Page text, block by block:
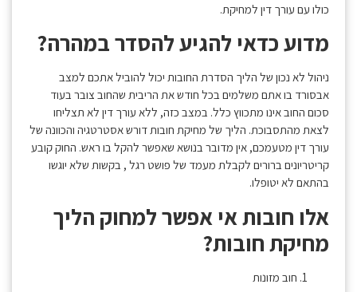
כולו עם עורך דין למחיקת.
מדוע כדאי להגיע להסדר במהרה?
ניהול לא נכון של הליך הסדרת החובות יכול להוביל אתכם למצב
אבסורד בו אתם משלמים בכל חודש את הריבית שהחוב צובר בעוד
סכום החוב אינו מתכווץ כלל. במצב כזה, ללא עורך דין לא תצליחו
לצאת מהתסבוכת. הליך של מחיקת חובות דורש אסטרטגיה והכוונה של
עורך דין מטעמכם, אין מדובר בנושא שאפשר להקל בו ראש. החוק קובע
קריטריונים ברורים לקבלת מעמד של פושט רגל , בקשות שלא יוגשו
בהתאם לא יטופלו.
אלו חובות אי אפשר למחוק הליך
מחיקת חובות?
חוב מזונות